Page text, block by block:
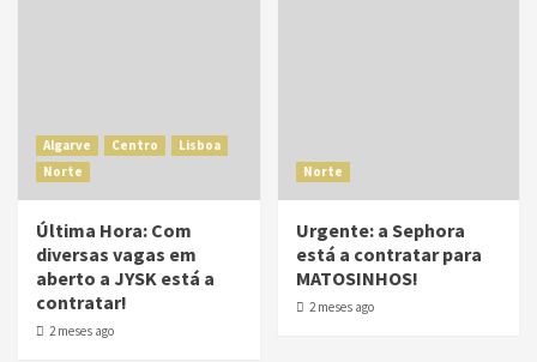
Algarve Centro
Lisboa
Norte
Última Hora: Com
diversas vagas em
aberto a JYSK está a
contratar!
2 meses ago
Norte
Urgente: a Sephora
está a contratar para
MATOSINHOS!
2 meses ago